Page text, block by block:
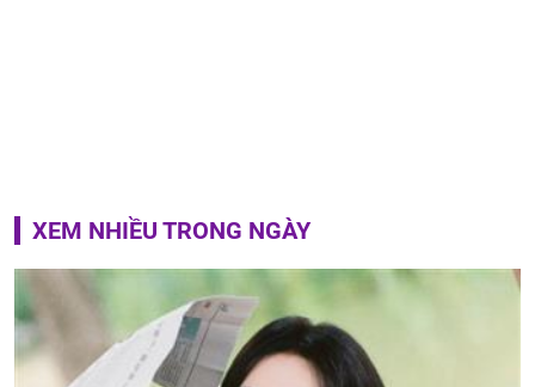
XEM NHIỀU TRONG NGÀY